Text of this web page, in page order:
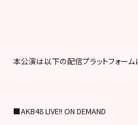
本公演は以下の配信プラットフォーム
■AKB48 LIVE!! ON DEMAND